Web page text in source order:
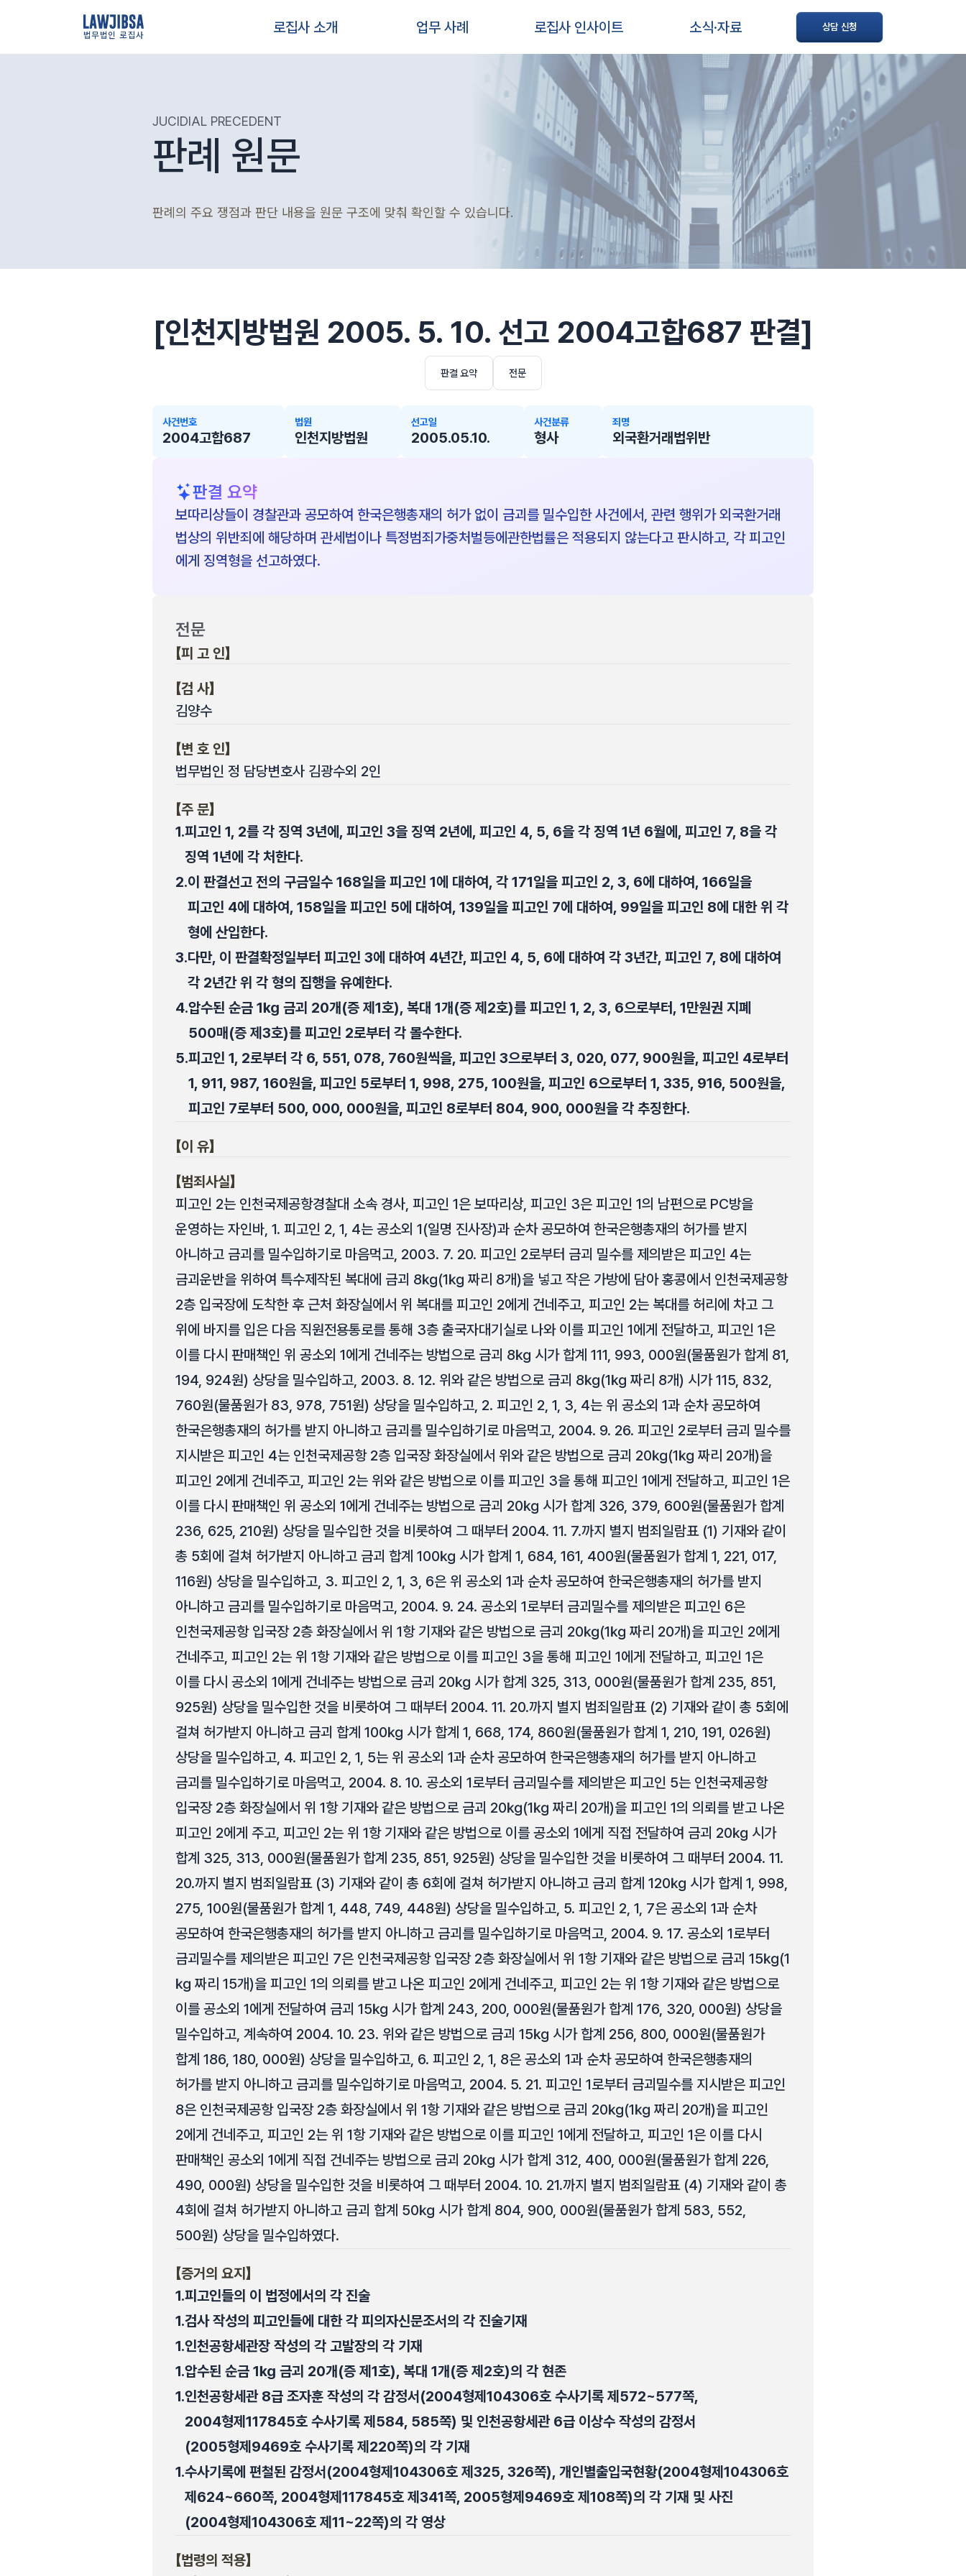
법무법인 로집사 로집사 소개 업무 사례 로집사 인사이트 소식·자료 상담 신청
JUCIDIAL PRECEDENT
판례 원문
판례의 주요 쟁점과 판단 내용을 원문 구조에 맞춰 확인할 수 있습니다.
[인천지방법원 2005. 5. 10. 선고 2004고합687 판결]
판결 요약 전문
사건번호
2004고합687
법원
인천지방법원
선고일
2005.05.10.
사건분류
형사
죄명
외국환거래법위반
판결 요약
보따리상들이 경찰관과 공모하여 한국은행총재의 허가 없이 금괴를 밀수입한 사건에서, 관련 행위가 외국환거래
법상의 위반죄에 해당하며 관세법이나 특정범죄가중처벌등에관한법률은 적용되지 않는다고 판시하고, 각 피고인
에게 징역형을 선고하였다.
전문
【피 고 인】
【검 사】
김양수
【변 호 인】
법무법인 정 담당변호사 김광수외 2인
【주 문】
1.피고인 1, 2를 각 징역 3년에, 피고인 3을 징역 2년에, 피고인 4, 5, 6을 각 징역 1년 6월에, 피고인 7, 8을 각
징역 1년에 각 처한다.
2.이 판결선고 전의 구금일수 168일을 피고인 1에 대하여, 각 171일을 피고인 2, 3, 6에 대하여, 166일을
피고인 4에 대하여, 158일을 피고인 5에 대하여, 139일을 피고인 7에 대하여, 99일을 피고인 8에 대한 위 각
형에 산입한다.
3.다만, 이 판결확정일부터 피고인 3에 대하여 4년간, 피고인 4, 5, 6에 대하여 각 3년간, 피고인 7, 8에 대하여
각 2년간 위 각 형의 집행을 유예한다.
4.압수된 순금 1㎏ 금괴 20개(증 제1호), 복대 1개(증 제2호)를 피고인 1, 2, 3, 6으로부터, 1만원권 지폐
500매(증 제3호)를 피고인 2로부터 각 몰수한다.
5.피고인 1, 2로부터 각 6, 551, 078, 760원씩을, 피고인 3으로부터 3, 020, 077, 900원을, 피고인 4로부터
1, 911, 987, 160원을, 피고인 5로부터 1, 998, 275, 100원을, 피고인 6으로부터 1, 335, 916, 500원을,
피고인 7로부터 500, 000, 000원을, 피고인 8로부터 804, 900, 000원을 각 추징한다.
【이 유】
【범죄사실】
피고인 2는 인천국제공항경찰대 소속 경사, 피고인 1은 보따리상, 피고인 3은 피고인 1의 남편으로 PC방을
운영하는 자인바, 1. 피고인 2, 1, 4는 공소외 1(일명 진사장)과 순차 공모하여 한국은행총재의 허가를 받지
아니하고 금괴를 밀수입하기로 마음먹고, 2003. 7. 20. 피고인 2로부터 금괴 밀수를 제의받은 피고인 4는
금괴운반을 위하여 특수제작된 복대에 금괴 8㎏(1㎏ 짜리 8개)을 넣고 작은 가방에 담아 홍콩에서 인천국제공항
2층 입국장에 도착한 후 근처 화장실에서 위 복대를 피고인 2에게 건네주고, 피고인 2는 복대를 허리에 차고 그
위에 바지를 입은 다음 직원전용통로를 통해 3층 출국자대기실로 나와 이를 피고인 1에게 전달하고, 피고인 1은
이를 다시 판매책인 위 공소외 1에게 건네주는 방법으로 금괴 8㎏ 시가 합계 111, 993, 000원(물품원가 합계 81,
194, 924원) 상당을 밀수입하고, 2003. 8. 12. 위와 같은 방법으로 금괴 8㎏(1㎏ 짜리 8개) 시가 115, 832,
760원(물품원가 83, 978, 751원) 상당을 밀수입하고, 2. 피고인 2, 1, 3, 4는 위 공소외 1과 순차 공모하여
한국은행총재의 허가를 받지 아니하고 금괴를 밀수입하기로 마음먹고, 2004. 9. 26. 피고인 2로부터 금괴 밀수를
지시받은 피고인 4는 인천국제공항 2층 입국장 화장실에서 위와 같은 방법으로 금괴 20㎏(1㎏ 짜리 20개)을
피고인 2에게 건네주고, 피고인 2는 위와 같은 방법으로 이를 피고인 3을 통해 피고인 1에게 전달하고, 피고인 1은
이를 다시 판매책인 위 공소외 1에게 건네주는 방법으로 금괴 20㎏ 시가 합계 326, 379, 600원(물품원가 합계
236, 625, 210원) 상당을 밀수입한 것을 비롯하여 그 때부터 2004. 11. 7.까지 별지 범죄일람표 (1) 기재와 같이
총 5회에 걸쳐 허가받지 아니하고 금괴 합계 100㎏ 시가 합계 1, 684, 161, 400원(물품원가 합계 1, 221, 017,
116원) 상당을 밀수입하고, 3. 피고인 2, 1, 3, 6은 위 공소외 1과 순차 공모하여 한국은행총재의 허가를 받지
아니하고 금괴를 밀수입하기로 마음먹고, 2004. 9. 24. 공소외 1로부터 금괴밀수를 제의받은 피고인 6은
인천국제공항 입국장 2층 화장실에서 위 1항 기재와 같은 방법으로 금괴 20㎏(1㎏ 짜리 20개)을 피고인 2에게
건네주고, 피고인 2는 위 1항 기재와 같은 방법으로 이를 피고인 3을 통해 피고인 1에게 전달하고, 피고인 1은
이를 다시 공소외 1에게 건네주는 방법으로 금괴 20㎏ 시가 합계 325, 313, 000원(물품원가 합계 235, 851,
925원) 상당을 밀수입한 것을 비롯하여 그 때부터 2004. 11. 20.까지 별지 범죄일람표 (2) 기재와 같이 총 5회에
걸쳐 허가받지 아니하고 금괴 합계 100㎏ 시가 합계 1, 668, 174, 860원(물품원가 합계 1, 210, 191, 026원)
상당을 밀수입하고, 4. 피고인 2, 1, 5는 위 공소외 1과 순차 공모하여 한국은행총재의 허가를 받지 아니하고
금괴를 밀수입하기로 마음먹고, 2004. 8. 10. 공소외 1로부터 금괴밀수를 제의받은 피고인 5는 인천국제공항
입국장 2층 화장실에서 위 1항 기재와 같은 방법으로 금괴 20㎏(1㎏ 짜리 20개)을 피고인 1의 의뢰를 받고 나온
피고인 2에게 주고, 피고인 2는 위 1항 기재와 같은 방법으로 이를 공소외 1에게 직접 전달하여 금괴 20㎏ 시가
합계 325, 313, 000원(물품원가 합계 235, 851, 925원) 상당을 밀수입한 것을 비롯하여 그 때부터 2004. 11.
20.까지 별지 범죄일람표 (3) 기재와 같이 총 6회에 걸쳐 허가받지 아니하고 금괴 합계 120㎏ 시가 합계 1, 998,
275, 100원(물품원가 합계 1, 448, 749, 448원) 상당을 밀수입하고, 5. 피고인 2, 1, 7은 공소외 1과 순차
공모하여 한국은행총재의 허가를 받지 아니하고 금괴를 밀수입하기로 마음먹고, 2004. 9. 17. 공소외 1로부터
금괴밀수를 제의받은 피고인 7은 인천국제공항 입국장 2층 화장실에서 위 1항 기재와 같은 방법으로 금괴 15㎏(1
㎏ 짜리 15개)을 피고인 1의 의뢰를 받고 나온 피고인 2에게 건네주고, 피고인 2는 위 1항 기재와 같은 방법으로
이를 공소외 1에게 전달하여 금괴 15㎏ 시가 합계 243, 200, 000원(물품원가 합계 176, 320, 000원) 상당을
밀수입하고, 계속하여 2004. 10. 23. 위와 같은 방법으로 금괴 15㎏ 시가 합계 256, 800, 000원(물품원가
합계 186, 180, 000원) 상당을 밀수입하고, 6. 피고인 2, 1, 8은 공소외 1과 순차 공모하여 한국은행총재의
허가를 받지 아니하고 금괴를 밀수입하기로 마음먹고, 2004. 5. 21. 피고인 1로부터 금괴밀수를 지시받은 피고인
8은 인천국제공항 입국장 2층 화장실에서 위 1항 기재와 같은 방법으로 금괴 20㎏(1㎏ 짜리 20개)을 피고인
2에게 건네주고, 피고인 2는 위 1항 기재와 같은 방법으로 이를 피고인 1에게 전달하고, 피고인 1은 이를 다시
판매책인 공소외 1에게 직접 건네주는 방법으로 금괴 20㎏ 시가 합계 312, 400, 000원(물품원가 합계 226,
490, 000원) 상당을 밀수입한 것을 비롯하여 그 때부터 2004. 10. 21.까지 별지 범죄일람표 (4) 기재와 같이 총
4회에 걸쳐 허가받지 아니하고 금괴 합계 50㎏ 시가 합계 804, 900, 000원(물품원가 합계 583, 552,
500원) 상당을 밀수입하였다.
【증거의 요지】
1.피고인들의 이 법정에서의 각 진술
1.검사 작성의 피고인들에 대한 각 피의자신문조서의 각 진술기재
1.인천공항세관장 작성의 각 고발장의 각 기재
1.압수된 순금 1㎏ 금괴 20개(증 제1호), 복대 1개(증 제2호)의 각 현존
1.인천공항세관 8급 조자훈 작성의 각 감정서(2004형제104306호 수사기록 제572~577쪽,
2004형제117845호 수사기록 제584, 585쪽) 및 인천공항세관 6급 이상수 작성의 감정서
(2005형제9469호 수사기록 제220쪽)의 각 기재
1.수사기록에 편철된 감정서(2004형제104306호 제325, 326쪽), 개인별출입국현황(2004형제104306호
제624~660쪽, 2004형제117845호 제341쪽, 2005형제9469호 제108쪽)의 각 기재 및 사진
(2004형제104306호 제11~22쪽)의 각 영상
【법령의 적용】